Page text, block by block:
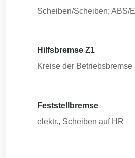
Scheiben/Scheiben; ABS/
Hilfsbremse Z1
Kreise der Betriebsbremse
Feststellbremse
elektr., Scheiben auf HR